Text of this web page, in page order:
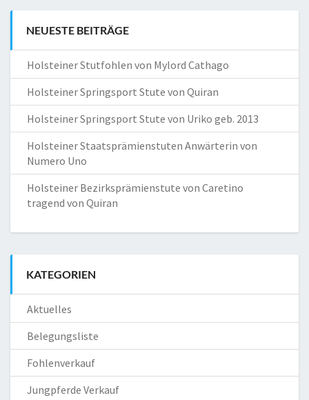
NEUESTE BEITRÄGE
Holsteiner Stutfohlen von Mylord Cathago
Holsteiner Springsport Stute von Quiran
Holsteiner Springsport Stute von Uriko geb. 2013
Holsteiner Staatsprämienstuten Anwärterin von
Numero Uno
Holsteiner Bezirksprämienstute von Caretino
tragend von Quiran
KATEGORIEN
Aktuelles
Belegungsliste
Fohlenverkauf
Jungpferde Verkauf